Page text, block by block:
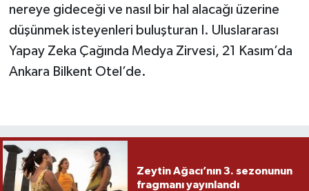
nereye gideceği ve nasıl bir hal alacağı üzerine
düşünmek isteyenleri buluşturan I. Uluslararası
Yapay Zeka Çağında Medya Zirvesi, 21 Kasım’da
Ankara Bilkent Otel’de.
Zeytin Ağacı’nın 3. sezonunun
fragmanı yayınlandı